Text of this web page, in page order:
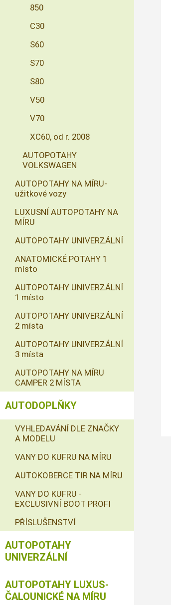
850
C30
S60
S70
S80
V50
V70
XC60, od r. 2008
AUTOPOTAHY
VOLKSWAGEN
AUTOPOTAHY NA MÍRU-
užitkové vozy
LUXUSNÍ AUTOPOTAHY NA
MÍRU
AUTOPOTAHY UNIVERZÁLNÍ
ANATOMICKÉ POTAHY 1
místo
AUTOPOTAHY UNIVERZÁLNÍ
1 místo
AUTOPOTAHY UNIVERZÁLNÍ
2 místa
AUTOPOTAHY UNIVERZÁLNÍ
3 místa
AUTOPOTAHY NA MÍRU
CAMPER 2 MÍSTA
AUTODOPLŇKY
VYHLEDAVÁNÍ DLE ZNAČKY
A MODELU
VANY DO KUFRU NA MÍRU
AUTOKOBERCE TIR NA MÍRU
VANY DO KUFRU -
EXCLUSIVNÍ BOOT PROFI
PŘÍSLUŠENSTVÍ
AUTOPOTAHY
UNIVERZÁLNÍ
AUTOPOTAHY LUXUS-
ČALOUNICKÉ NA MÍRU